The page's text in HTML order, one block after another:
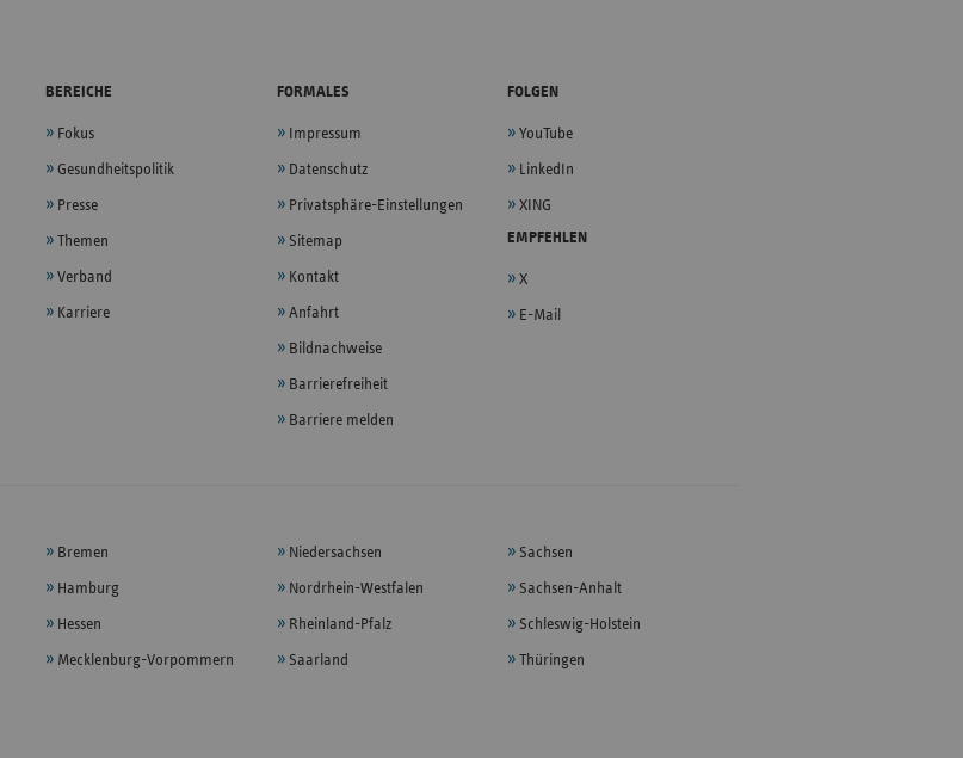
BEREICHE
Fokus
Gesundheitspolitik
Presse
Themen
Verband
Karriere
FORMALES
Impressum
Datenschutz
Privatsphäre-Einstellungen
Sitemap
Kontakt
Anfahrt
Bildnachweise
Barrierefreiheit
Barriere melden
FOLGEN
YouTube
LinkedIn
XING
EMPFEHLEN
X
E-Mail
Bremen
Hamburg
Hessen
Mecklenburg-Vorpommern
Niedersachsen
Nordrhein-Westfalen
Rheinland-Pfalz
Saarland
Sachsen
Sachsen-Anhalt
Schleswig-Holstein
Thüringen